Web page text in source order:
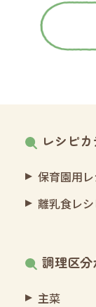
レシピ
保育園用
離乳食レ
調理区
主菜